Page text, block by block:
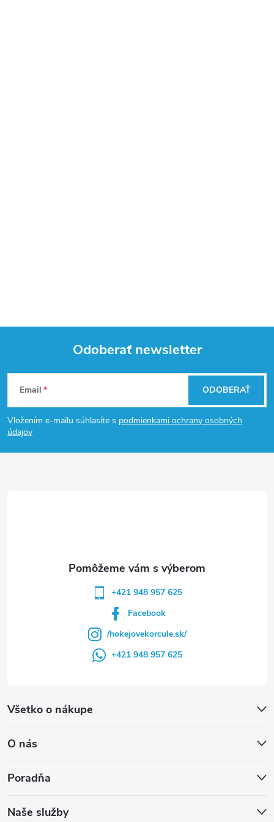
Z
á
p
Odoberať newsletter
Email
Vložením e-mailu súhlasíte s podmienkami ochrany osobných
údajov
ODOBERAŤ
Všetko o nákupe
O nás
Poradňa
Naše služby
+421 948 957 625
Facebook
/hokejovekorcule.sk/
+421 948 957 625